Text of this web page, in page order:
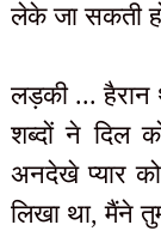
लेके जा सकती
लड़की ... हैरान
शब्दों ने दिल
अनदेखे प्यार
लिखा था, मैंने